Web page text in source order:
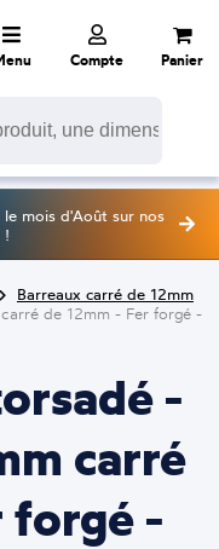
Compte Panier
mois d'Août sur nos
!
Barreaux carré de 12mm
de 12mm - Fer forgé -
-
carré
forgé -